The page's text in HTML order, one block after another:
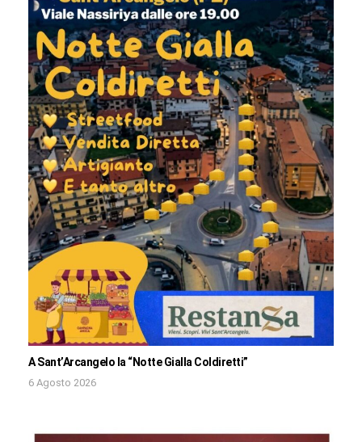
A Sant’Arcangelo la “Notte Gialla Coldiretti”
6 Agosto 2026